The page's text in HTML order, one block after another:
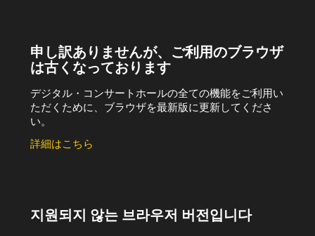
申し訳ありませんが、ご利用のブラウザ
は古くなっております
デジタル・コンサートホールの全ての機能をご利用い
ただくために、ブラウザを最新版に更新してくださ
い。
詳細はこちら
지원되지 않는 브라우저 버전입니다